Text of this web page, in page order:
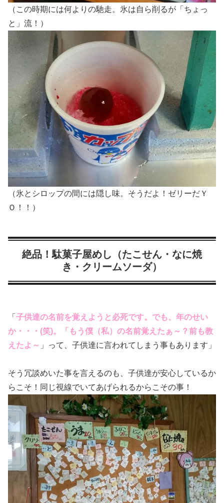
（この時期には何よりの馳走。氷は自ら削るが「ちょっ
と」流！）
（氷とシロップの間には隠し味。そうだよ！ゼリーだＹ
Ｏ！！）
絶品！駄菓子屋めし（たこせん・なに焼
き・クリームソーダ）
「 子供達の名前を覚えようと必死です。でも、年のせい
か・・・(笑)。「もう僕（私）の名前覚えたぁ～？前も教
えたよ～ 」って、子供達に言われてしまう事もあります」
そう冗談めいた事を言えるのも、子供達が安心しているか
らこそ！同じ視線でいてあげられるからこその事！